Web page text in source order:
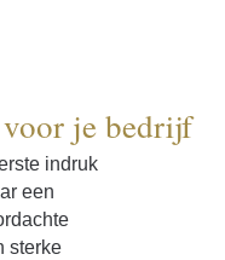
je bedrijf
indruk
een
sterke